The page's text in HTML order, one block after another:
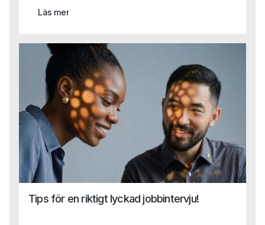
redan sitter på en bra position. Dessutom vet vi att det
plötsligt uppstått ett behov av en specialistkompetens?
Hör av dig till oss!
Läs mer
Tips för en riktigt lyckad jobbintervju!